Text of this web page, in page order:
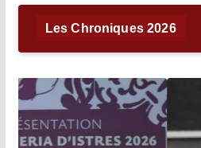
Les Chroniques 2026